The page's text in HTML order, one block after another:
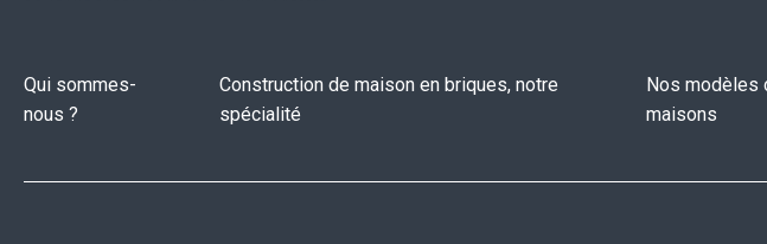
Qui sommes-
nous ?
Construction de maison en briques, notre
spécialité
Nos modèles
maisons